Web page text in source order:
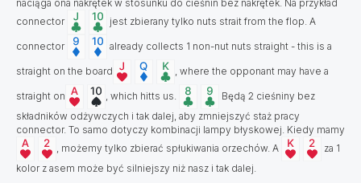
naciąga ona nakrętek w stosunku do cieśnin bez nakrętek. Na przykład
connector
jest zbierany tylko nuts strait from the flop. A
connector already collects 1 non-nut nuts straight - this is a
straight on the board , where the opponant may have a
straight on , which hitts us.
Będą 2 cieśniny bez
składników odżywczych i tak dalej, aby zmniejszyć staż pracy
connector. To samo dotyczy kombinacji lampy błyskowej. Kiedy mamy
, możemy tylko zbierać spłukiwania orzechów. A
za 1
kolor z asem może być silniejszy niż nasz i tak dalej.